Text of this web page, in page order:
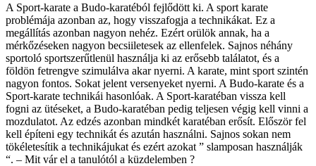
A Sport-karate a Budo-karatéból fejlődött ki. A sport karate
problémája azonban az, hogy visszafogja a technikákat. Ez a
megállítás azonban nagyon nehéz. Ezért orülök annak, ha a
mérkőzéseken nagyon becsiiletesek az ellenfelek. Sajnos néhány
sportoló sportszerűtlenül használja ki az erősebb találatot, és a
földön fetrengve szimulálva akar nyerni. A karate, mint sport szintén
nagyon fontos. Sokat jelent versenyeket nyerni. A Budo-karate és a
Sport-karate technikái hasonlóak. A Sport-karatéban vissza kell
fogni az ütéseket, a Budo-karatéban pedig teljesen végig kell vinni a
mozdulatot. Az edzés azonban mindkét karatéban erősít. Először fel
kell építeni egy technikát és azután használni. Sajnos sokan nem
tökéletesítik a technikájukat és ezért azokat ” slamposan használják
“. – Mit vár el a tanulótól a küzdelemben ?